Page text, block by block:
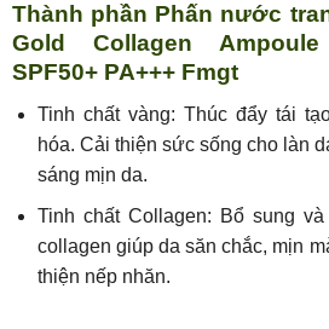
Thành phần Phấn nước
Gold Collagen
SPF50+ PA+++ Fmgt
Tinh chất vàng: Thúc đẩy tái
hóa. Cải thiện sức sống cho làn
sáng mịn da.
Tinh chất Collagen: Bổ sung
collagen giúp da săn chắc, mịn
thiện nếp nhăn.